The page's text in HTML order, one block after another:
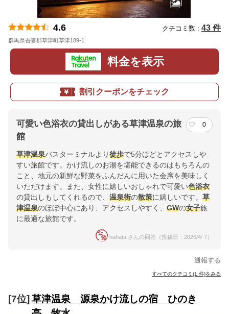
4.6 クチコミ数 : 43 件
群馬県吾妻郡草津町草津189-1
料金を表示
割引クーポンをチェック
可愛い色浴衣の貸出しがある草津温泉の旅
館
0
草津温泉バスターミナルより徒歩で5分ほどとアクセスしや
すい旅館です。かけ流しのお湯を堪能できるのはもちろんの
こと、地元の新鮮な野菜をふんだんに用いた会席を美味しく
いただけます。また、女性に嬉しいおしゃれで可愛い色浴衣
の貸出しもしてくれるので、 温泉街の散策に嬉しいです。 草
津温泉のほぼ中心にあり、アクセスしやすく、 GWの女子旅
に最適な旅館です。
hahata さんの回答（投稿日：2026/4/ 7）
通報する
すべてのクチコミ(1 件)をみる
[7位] 草津温泉 源泉かけ流しの宿 ひのき